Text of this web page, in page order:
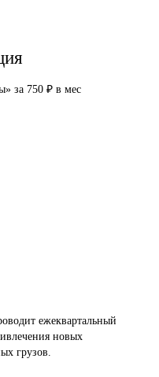
за 750 ₽ в мес
ежеквартальный
новых
грузов.